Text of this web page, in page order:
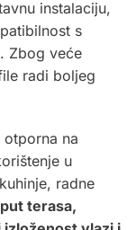
instalaciju,
s
Zbog veće
radi boljeg
otporna na
u
radne
terasa,